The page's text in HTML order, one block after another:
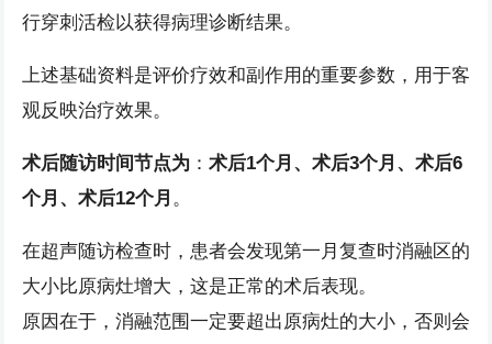
行穿刺活检以获得病理诊断结果。
上述基础资料是评价疗效和副作用的重要参数，用于客
观反映治疗效果。
术后随访时间节点为 ： 术后1个月、术后3个月、术后6
个月、术后12个月 。
在超声随访检查时，患者会发现第一月复查时消融区的
大小比原病灶增大，这是正常的术后表现。
原因在于，消融范围一定要超出原病灶的大小，否则会